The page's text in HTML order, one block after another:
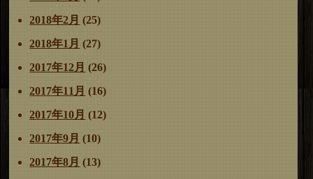
2018年2月 (25)
2018年1月 (27)
2017年12月 (26)
2017年11月 (16)
2017年10月 (12)
2017年9月 (10)
2017年8月 (13)